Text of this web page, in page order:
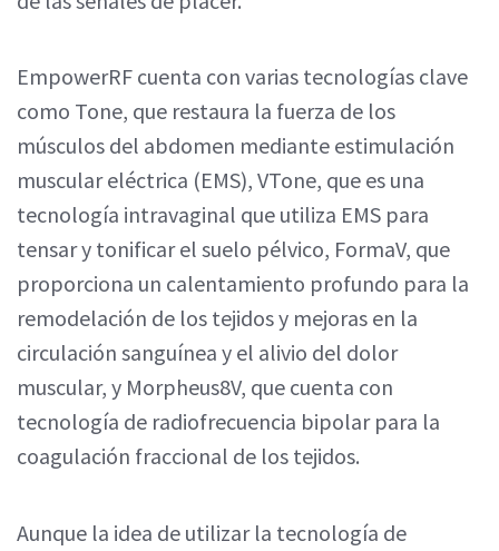
EmpowerRF cuenta con varias tecnologías clave
como Tone, que restaura la fuerza de los
músculos del abdomen mediante estimulación
muscular eléctrica (EMS), VTone, que es una
tecnología intravaginal que utiliza EMS para
tensar y tonificar el suelo pélvico, FormaV, que
proporciona un calentamiento profundo para la
remodelación de los tejidos y mejoras en la
circulación sanguínea y el alivio del dolor
muscular, y Morpheus8V, que cuenta con
tecnología de radiofrecuencia bipolar para la
coagulación fraccional de los tejidos.
Aunque la idea de utilizar la tecnología de